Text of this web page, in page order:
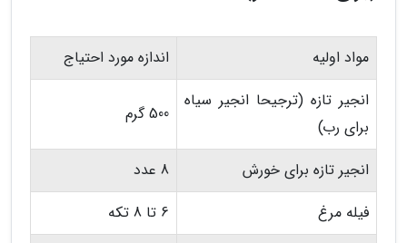
مواد اولیه
اندازه مورد احتیاج
انجیر تازه (ترجیحا انجیر سیاه
برای رب)
500 گرم
انجیر تازه برای خورش
8 عدد
فیله مرغ
6 تا 8 تکه